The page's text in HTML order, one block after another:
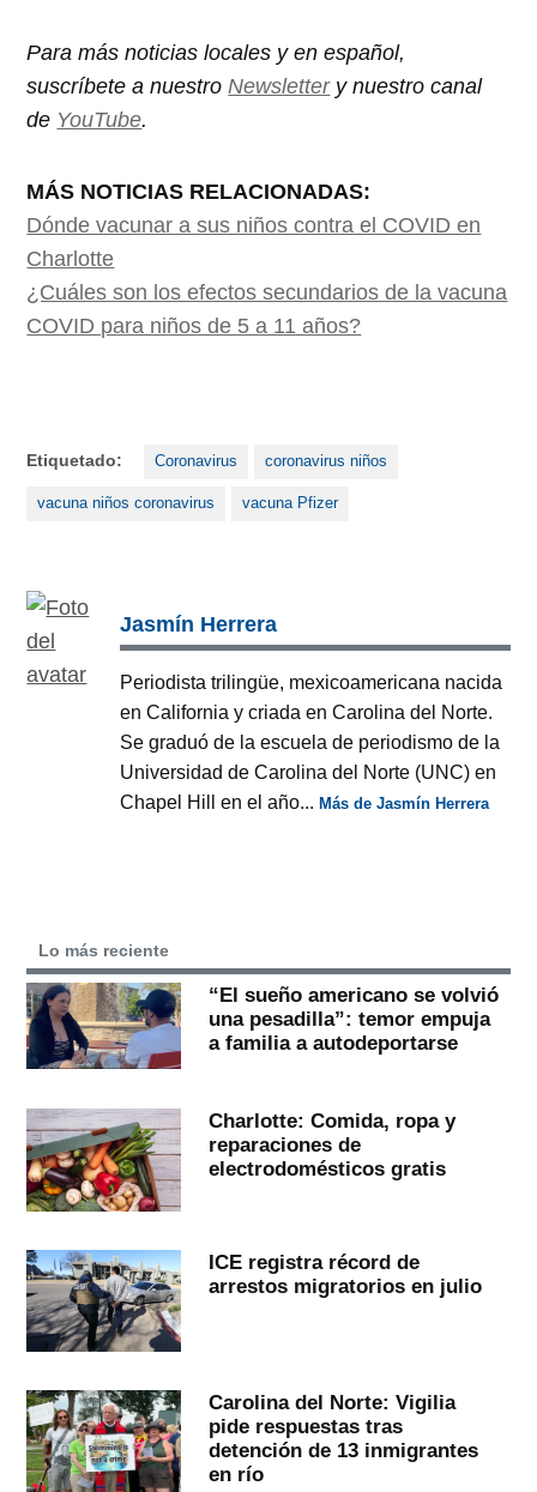
Para más noticias locales y en español,
suscríbete a nuestroNewslettery nuestro canal
de YouTube.
MÁS NOTICIAS RELACIONADAS:
Dónde vacunar a sus niños contra el COVID en
Charlotte
¿Cuáles son los efectos secundarios de la vacuna
COVID para niños de 5 a 11 años?
Etiquetado: Coronavirus coronavirus niños
vacuna niños coronavirus vacuna Pfizer
Jasmín Herrera
Periodista trilingüe, mexicoamericana nacida
en California y criada en Carolina del Norte.
Se graduó de la escuela de periodismo de la
Universidad de Carolina del Norte (UNC) en
Chapel Hill en el año...Más de Jasmín Herrera
Lo más reciente
“El sueño americano se volvió
una pesadilla”: temor empuja
a familia a autodeportarse
Charlotte: Comida, ropa y
reparaciones de
electrodomésticos gratis
ICE registra récord de
arrestos migratorios en julio
Carolina del Norte: Vigilia
pide respuestas tras
detención de 13 inmigrantes
en río